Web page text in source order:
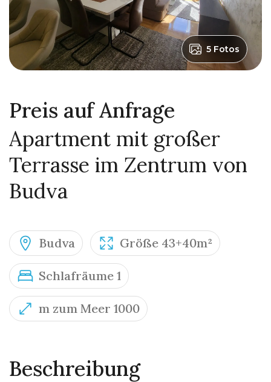
5 Fotos
Preis auf Anfrage
Apartment mit großer
Terrasse im Zentrum von
Budva
Budva Größe 43+40m²
Schlafräume 1
m zum Meer 1000
Beschreibung